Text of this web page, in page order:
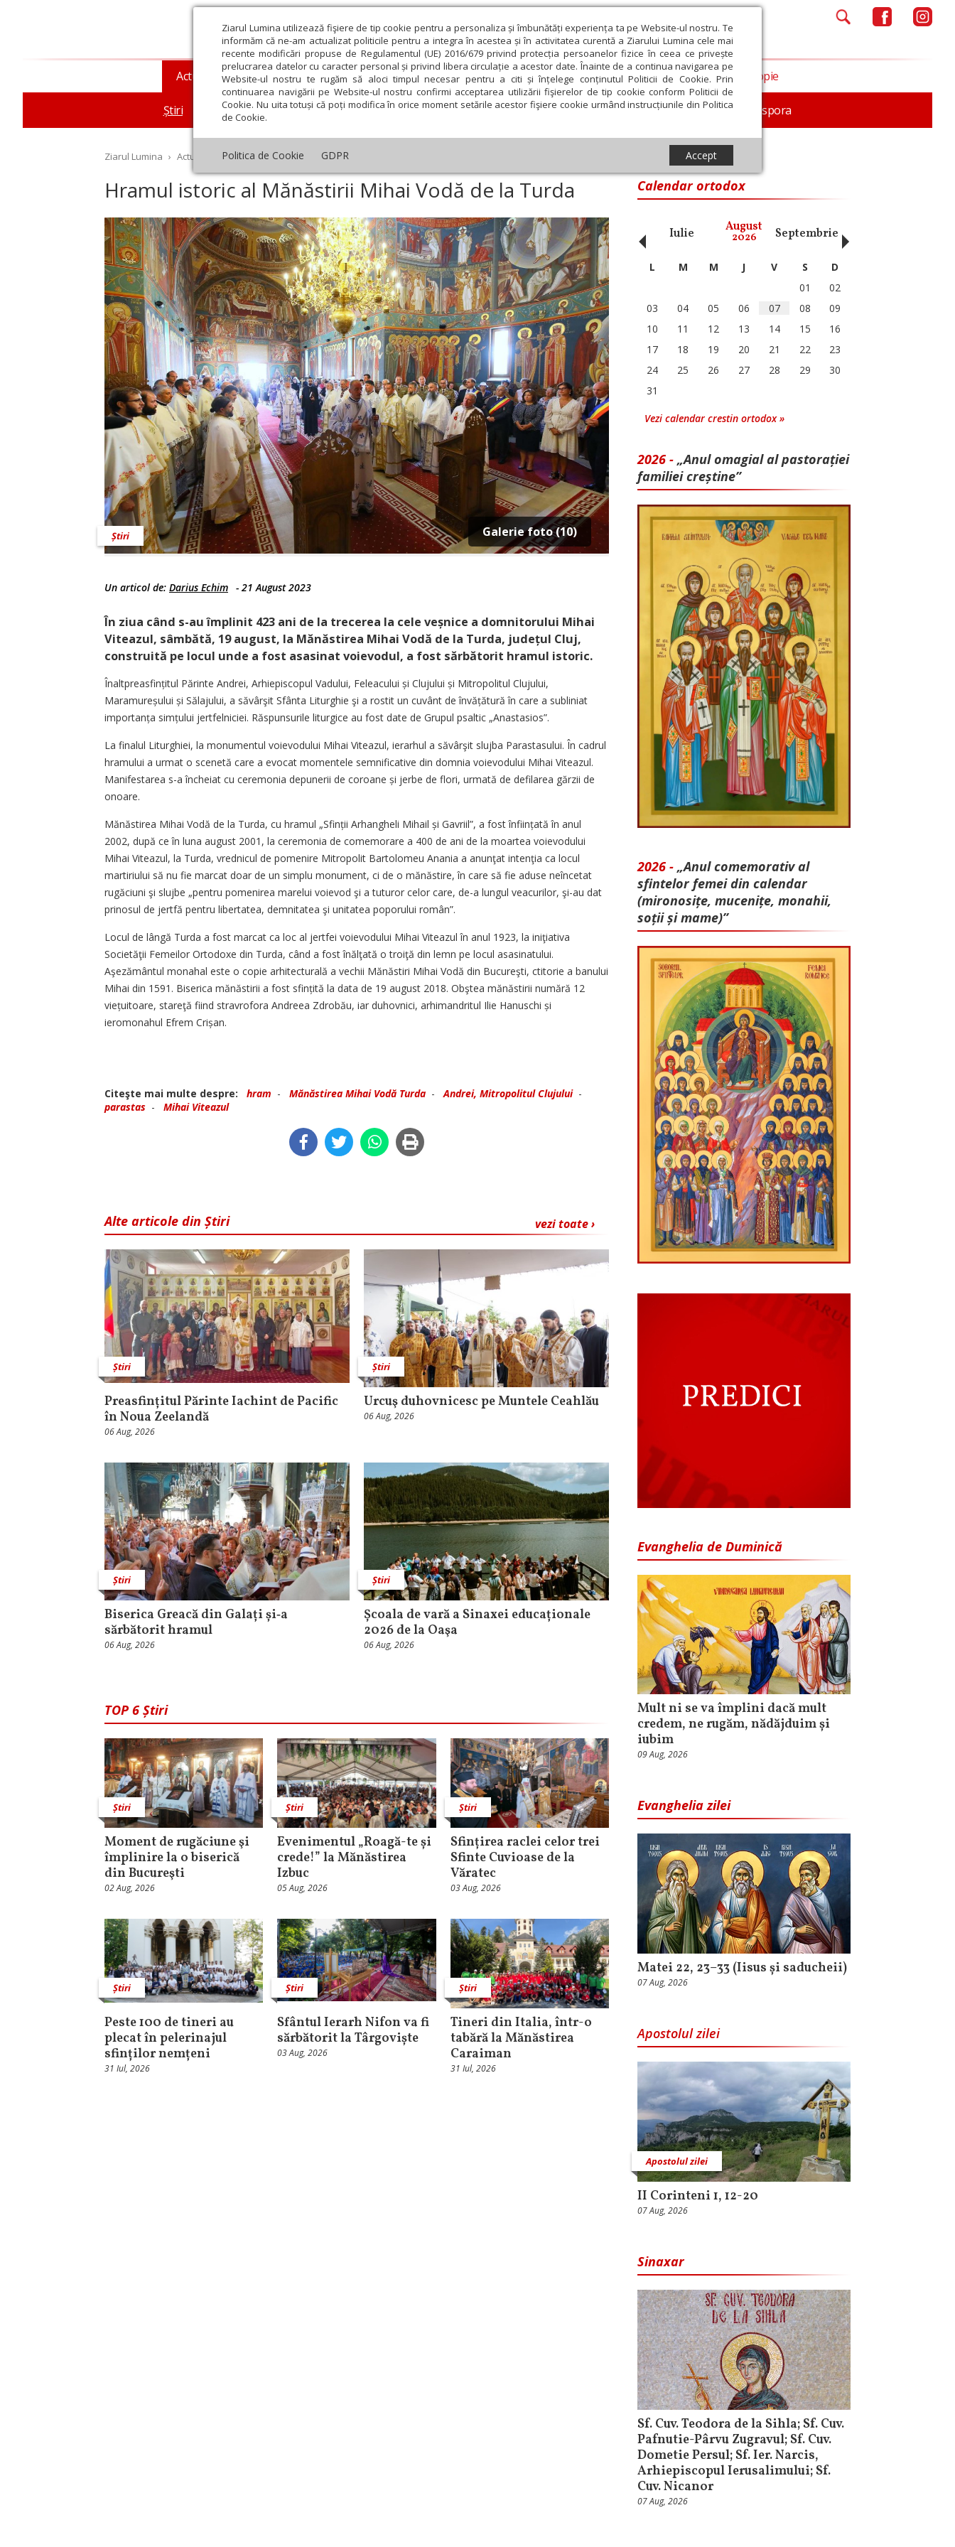
Ziarul Lumina utilizează fişiere de tip cookie pentru a personaliza și îmbunătăți experiența ta pe Website-ul nostru. Te
informăm că ne-am actualizat politicile pentru a integra în acestea și în activitatea curentă a Ziarului Lumina cele mai
recente modificări propuse de Regulamentul (UE) 2016/679 privind protecția persoanelor fizice în ceea ce privește
prelucrarea datelor cu caracter personal și privind libera circulație a acestor date. Înainte de a continua navigarea pe
Website-ul nostru te rugăm să aloci timpul necesar pentru a citi și înțelege conținutul Politicii de Cookie. Prin
continuarea navigării pe Website-ul nostru confirmi acceptarea utilizării fişierelor de tip cookie conform Politicii de
Cookie. Nu uita totuși că poți modifica în orice moment setările acestor fişiere cookie urmând instrucțiunile din Politica
de Cookie.
Politica de Cookie GDPR Accept
Actualitate religioasă
Știri Mesaje și cuvântări An omagial Comunicate de presă Documentar In memoriam Diaspora
Teologie și spiritualitate Educaţie și Cultură Societate Opinii Filantropie
Ziarul Lumina › Actualitate religioasă › Știri › Hramul istoric al Mănăstirii Mihai Vodă de la Turda
Hramul istoric al Mănăstirii Mihai Vodă de la Turda
Galerie foto (10)
Știri
Un articol de: Darius Echim - 21 August 2023
În ziua când s-au împlinit 423 ani de la trecerea la cele veșnice a domnitorului Mihai
Viteazul, sâmbătă, 19 august, la Mănăstirea Mihai Vodă de la Turda, județul Cluj,
construită pe locul unde a fost asasinat voievodul, a fost sărbătorit hramul istoric.
Înaltpreasfințitul Părinte Andrei, Arhi­episcopul Vadului, Feleacului și Clujului și Mitropolitul Clujului,
Maramureșului și Sălajului, a săvârşit Sfânta Liturghie şi a rostit un cuvânt de învățătură în care a subliniat
importanța simțului jertfelniciei. Răspunsurile liturgice au fost date de Grupul psaltic „Anastasios”.
La finalul Liturghiei, la monumentul voievodului Mihai Viteazul, ierarhul a săvârşit slujba Parastasului. În cadrul
hramului a urmat o scenetă care a evocat momentele semnificative din domnia voievodului Mihai Viteazul.
Manifestarea s-a încheiat cu ceremonia depunerii de coroane și jerbe de flori, urmată de defilarea gărzii de
onoare.
Mănăstirea Mihai Vodă de la Turda, cu hramul „Sfinții Arhangheli Mihail și Gavriil”, a fost înființată în anul
2002, după ce în luna august 2001, la ceremonia de comemorare a 400 de ani de la moartea voievodului
Mihai Viteazul, la Turda, vrednicul de pomenire Mitropolit Bartolomeu Anania a anunţat intenţia ca locul
martiriului să nu fie marcat doar de un simplu monument, ci de o mănăstire, în care să fie aduse neîncetat
rugăciuni şi slujbe „pentru pomenirea marelui voievod şi a tuturor celor care, de-a lungul veacurilor, şi-au dat
prinosul de jertfă pentru libertatea, demnitatea şi unitatea poporului român”.
Locul de lângă Turda a fost marcat ca loc al jertfei voievodului Mihai Viteazul în anul 1923, la iniţiativa
Societăţii Femeilor Ortodoxe din Turda, când a fost înălţată o troiţă din lemn pe locul asasinatului.
Aşezământul monahal este o copie arhitecturală a vechii Mănăstiri Mihai Vodă din Bucureşti, ctitorie a banului
Mihai din 1591. Biserica mănăstirii a fost sfințită la data de 19 august 2018. Obştea mănăstirii numără 12
viețuitoare, stareţă fiind stravrofora Andreea Zdrobău, iar duhovnici, arhimandritul Ilie Hanuschi și
ieromonahul Efrem Crișan.
Citeşte mai multe despre: hram - Mănăstirea Mihai Vodă Turda -Andrei, Mitropolitul Clujului-
parastas - Mihai Viteazul
vezi toate ›
Alte articole din Știri
Știri
Preasfințitul Părinte Iachint de Pacific
în Noua Zeelandă
06 Aug, 2026
Știri
Urcuş duhovnicesc pe Muntele Ceahlău
06 Aug, 2026
Știri
Biserica Greacă din Galați și‑a
sărbătorit hramul
06 Aug, 2026
Știri
Școala de vară a Sinaxei educaționale
2026 de la Oaşa
06 Aug, 2026
TOP 6 Știri
Știri
Moment de rugăciune şi
împlinire la o biserică
din Bucureşti
02 Aug, 2026
Știri
Evenimentul „Roagă-te și
crede!” la Mănăstirea
Izbuc
05 Aug, 2026
Știri
Sfințirea raclei celor trei
Sfinte Cuvioase de la
Văratec
03 Aug, 2026
Știri
Peste 100 de tineri au
plecat în pelerinajul
sfinților nemțeni
31 Iul, 2026
Știri
Sfântul Ierarh Nifon va fi
sărbătorit la Târgoviște
03 Aug, 2026
Știri
Tineri din Italia, într-o
tabără la Mănăstirea
Caraiman
31 Iul, 2026
Calendar ortodox
Octombrie Noiembrie Decembrie Ianuarie Februarie Martie Aprilie Mai Iunie Iulie August
2026 Septembrie Octombrie
‹ L M M J V S
D
01
02
03
04 05 06 07 08
09
10
11 12 13 14 15
16
17
18 19 20 21 22
23
24
25 26 27 28 29
30
31
Vezi calendar crestin ortodox »
2026 - „Anul omagial al pastorației
familiei creștine”
2026 - „Anul comemorativ al
sfintelor femei din calendar
(mironosițe, mu­cenițe, monahii,
soții și mame)”
Evanghelia de Duminică
Mult ni se va împlini dacă mult
credem, ne rugăm, nădăjduim și
iubim
09 Aug, 2026
Evanghelia zilei
Matei 22, 23–33 (Iisus și saducheii)
07 Aug, 2026
Apostolul zilei
Apostolul zilei
II Corinteni 1, 12-20
07 Aug, 2026
Sinaxar
Sf. Cuv. Teodora de la Sihla; Sf. Cuv.
Pafnutie-Pârvu Zugravul; Sf. Cuv.
Dometie Persul; Sf. Ier. Narcis,
Arhiepiscopul Ierusalimului; Sf.
Cuv. Nicanor
07 Aug, 2026